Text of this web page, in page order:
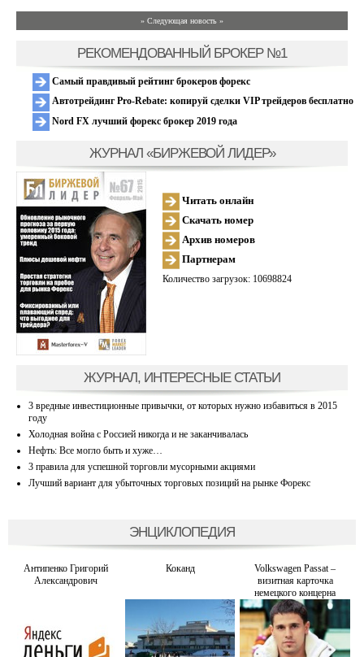
» Следующая новость »
РЕКОМЕНДОВАННЫЙ БРОКЕР №1
Самый правдивый рейтинг брокеров форекс
Автотрейдинг Pro-Rebate: копируй сделки VIP трейдеров бесплатно
Nord FX лучший форекс брокер 2019 года
ЖУРНАЛ «БИРЖЕВОЙ ЛИДЕР»
Читать онлайн
Скачать номер
Архив номеров
Партнерам
Количество загрузок: 10698824
ЖУРНАЛ, ИНТЕРЕСНЫЕ СТАТЬИ
3 вредные инвестиционные привычки, от которых нужно избавиться в 2015
году
Холодная война с Россией никогда и не заканчивалась
Нефть: Все могло быть и хуже…
3 правила для успешной торговли мусорными акциями
Лучший вариант для убыточных торговых позиций на рынке Форекс
ЭНЦИКЛОПЕДИЯ
Антипенко Григорий
Александрович
Коканд
Volkswagen Passat –
визитная карточка
немецкого концерна